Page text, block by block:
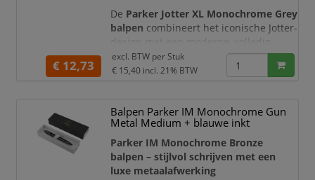
De Parker Jotter XL Monochrome Grey
balpen combineert het iconische Jotter-
metalen afwerking. De roestvrijstalen
houder en dop worden aangevuld met
monochrome uitstraling die uitstekend
past bij professioneel en persoonlijk
gebruik.
Deze Jotter XL
€ 12,73
excl. BTW per Stuk
€ 15,40 incl. 21% BTW
Balpen Parker IM Monochrome Gun
Metal Medium + blauwe inkt
Parker IM Monochrome Bronze
balpen – stijlvol schrijven met een
luxe metaalafwerking